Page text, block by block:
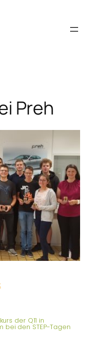
Preh
der Q11 in
bei den STEP-Tagen